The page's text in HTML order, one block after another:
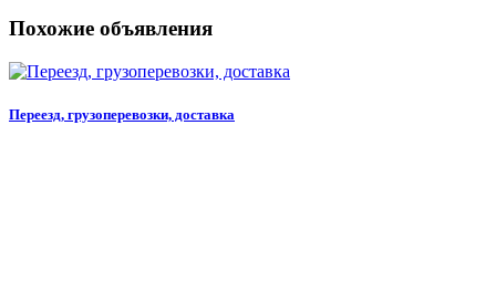
Похожие объявления
Переезд, грузоперевозки, доставка